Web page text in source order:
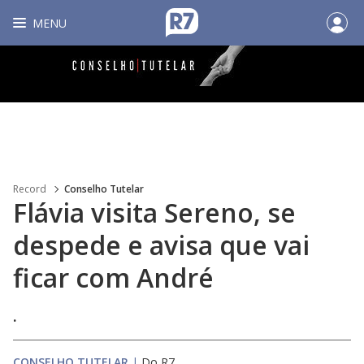
MENU
Record Conselho Tutelar
Flávia visita Sereno, se
despede e avisa que vai
ficar com André
.